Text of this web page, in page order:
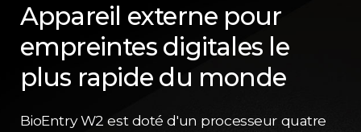
Appareil externe pour
empreintes digitales le
plus rapide du monde
BioEntry W2 est doté d'un processeur quatre